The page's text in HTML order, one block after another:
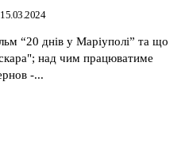
15.03.2024
“20 днів у Маріуполі” та що
-...